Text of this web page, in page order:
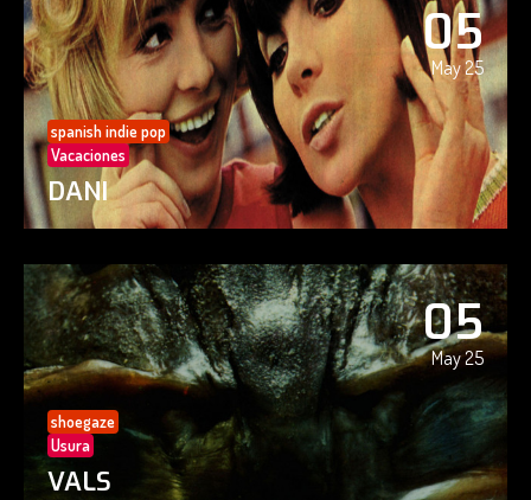
05
May 25
spanish indie pop
Vacaciones
DANI
05
May 25
shoegaze
Usura
VALS